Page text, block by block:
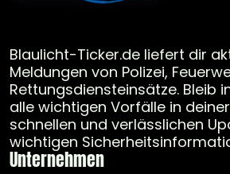
Blaulicht-Ticker.de liefert dir
Meldungen von Polizei,
Rettungsdiensteinsätze. Bleib
alle wichtigen Vorfälle in
schnellen und verlässlichen
wichtigen
Unternehmen